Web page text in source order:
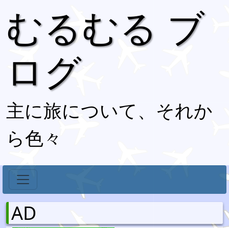
むるむる ブ
ログ
主に旅について、それか
ら色々
AD